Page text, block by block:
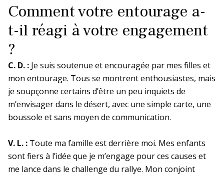
En brefLa DR Paris-IDF Sud en bref
La prévention dans ma DR
Siège
En brefLa DR Siège en bref
En pratique
Comment votre entourage a-
t-il réagi à votre engagement
?
C. D. : Je suis soutenue et encouragée par mes filles et
mon entourage. Tous se montrent enthousiastes, mais
je soupçonne certains d’être un peu inquiets de
m’envisager dans le désert, avec une simple carte, une
boussole et sans moyen de communication.
V. L. : Toute ma famille est derrière moi. Mes enfants
sont fiers à l’idée que je m’engage pour ces causes et
me lance dans le challenge du rallye. Mon conjoint